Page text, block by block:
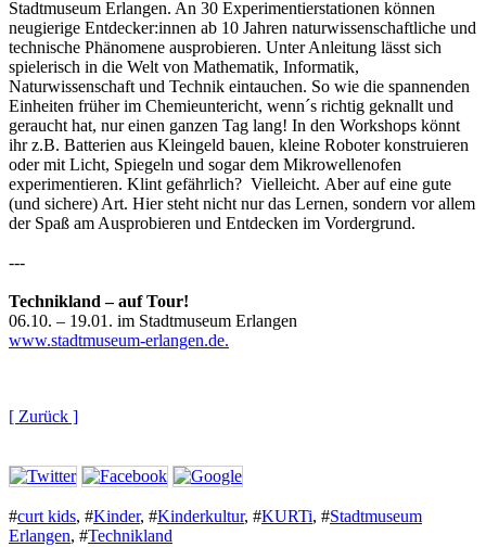
Stadtmuseum Erlangen. An 30 Experimentierstationen können
neugierige Entdecker:innen ab 10 Jahren naturwissenschaftliche und
technische Phänomene ausprobieren. Unter Anleitung lässt sich
spielerisch in die Welt von Mathematik, Informatik,
Naturwissenschaft und Technik eintauchen. So wie die spannenden
Einheiten früher im Chemieuntericht, wenn´s richtig geknallt und
geraucht hat, nur einen ganzen Tag lang! In den Workshops könnt
ihr z.B. Batterien aus Kleingeld bauen, kleine Roboter konstruieren
oder mit Licht, Spiegeln und sogar dem Mikrowellenofen
experimentieren. Klint gefährlich? Vielleicht. Aber auf eine gute
(und sichere) Art. Hier steht nicht nur das Lernen, sondern vor allem
der Spaß am Ausprobieren und Entdecken im Vordergrund.
---
Technikland – auf Tour!
06.10. – 19.01. im Stadtmuseum Erlangen
www.stadtmuseum-erlangen.de.
[ Zurück ]
#curt kids, #Kinder, #Kinderkultur, #KURTi, #Stadtmuseum
Erlangen, #Technikland